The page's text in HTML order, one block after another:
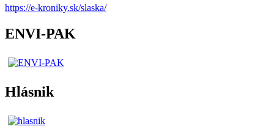
https://e-kroniky.sk/slaska/
ENVI-PAK
Hlásnik